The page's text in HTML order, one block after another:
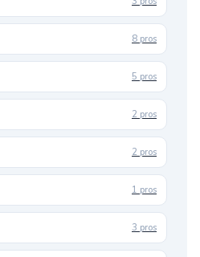
8 pros
5 pros
2 pros
2 pros
1 pros
3 pros